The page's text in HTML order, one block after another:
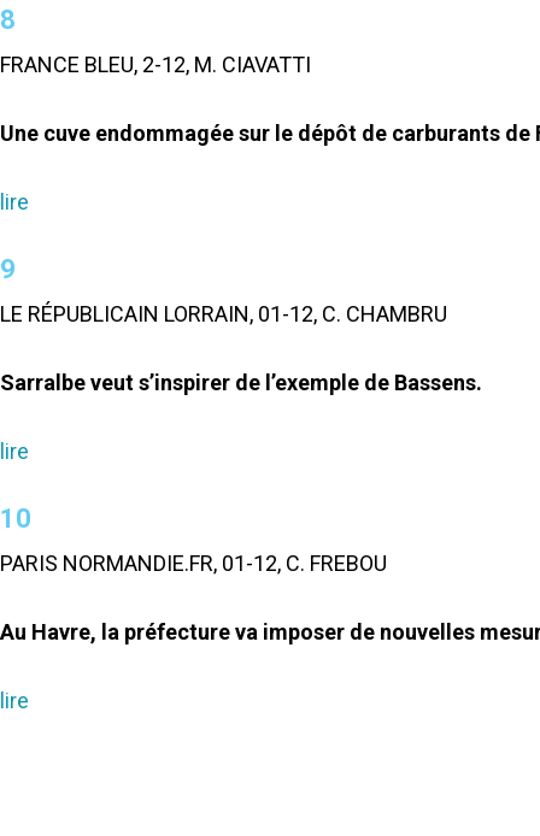
8
FRANCE BLEU, 2-12, M. CIAVATTI
Une cuve endommagée sur le dépôt de carburants de
lire
9
LE RÉPUBLICAIN LORRAIN, 01-12, C. CHAMBRU
Sarralbe veut s’inspirer de l’exemple de Bassens.
lire
10
PARIS NORMANDIE.FR, 01-12, C. FREBOU
Au Havre, la préfecture va imposer de nouvelles
lire